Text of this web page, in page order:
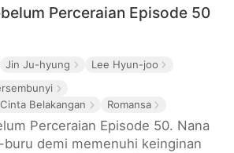
Perceraian Episode 50
Jin Ju-hyung Lee Hyun-joo
Belakangan
Romansa
Perceraian Episode 50. Nana
demi memenuhi keinginan